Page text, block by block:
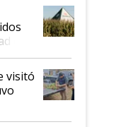
en
visitó